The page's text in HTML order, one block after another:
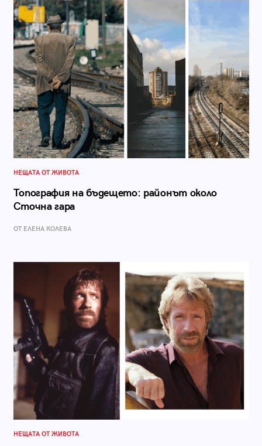
НЕЩАТА ОТ ЖИВОТА
Топография на бъдещето: районът около
Сточна гара
ОТ ЕЛЕНА КОЛЕВА
НЕЩАТА ОТ ЖИВОТА